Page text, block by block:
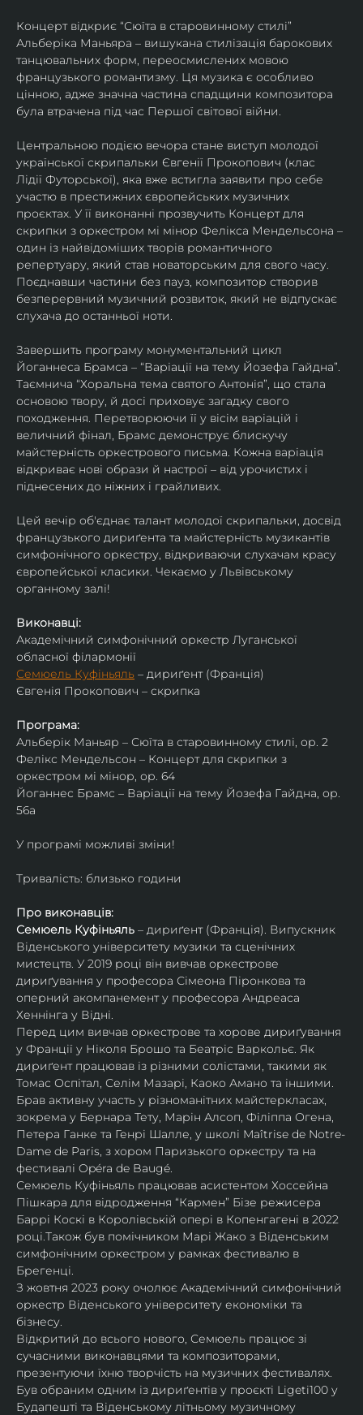
Концерт відкриє “Сюїта в старовинному стилі”
Альберіка Маньяра – вишукана стилізація барокових
танцювальних форм, переосмислених мовою
французького романтизму. Ця музика є особливо
цінною, адже значна частина спадщини композитора
була втрачена під час Першої світової війни.
Центральною подією вечора стане виступ молодої
української скрипальки Євгенії Прокопович (клас
Лідії Футорської), яка вже встигла заявити про себе
участю в престижних європейських музичних
проєктах. У її виконанні прозвучить Концерт для
скрипки з оркестром мі мінор Фелікса Мендельсона –
один із найвідоміших творів романтичного
репертуару, який став новаторським для свого часу.
Поєднавши частини без пауз, композитор створив
безперервний музичний розвиток, який не відпускає
слухача до останньої ноти.
Завершить програму монументальний цикл
Йоганнеса Брамса – “Варіації на тему Йозефа Гайдна”.
Таємнича “Хоральна тема святого Антонія”, що стала
основою твору, й досі приховує загадку свого
походження. Перетворюючи її у вісім варіацій і
величний фінал, Брамс демонструє блискучу
майстерність оркестрового письма. Кожна варіація
відкриває нові образи й настрої – від урочистих і
піднесених до ніжних і грайливих.
Цей вечір об'єднає талант молодої скрипальки, досвід
французького дириґента та майстерність музикантів
симфонічного оркестру, відкриваючи слухачам красу
європейської класики. Чекаємо у Львівському
органному залі!
Виконавці:
Академічний симфонічний оркестр Луганської
обласної філармонії
Семюель Куфіньяль – дириґент (Франція)
Євгенія Прокопович – скрипка
Програма:
Альберік Маньяр – Сюїта в старовинному стилі, ор. 2
Фелікс Мендельсон – Концерт для скрипки з
оркестром мі мінор, ор. 64
Йоганнес Брамс – Варіації на тему Йозефа Гайдна, ор.
56a
У програмі можливі зміни!
Тривалість: близько години
Про виконавців:
Семюель Куфіньяль – дириґент (Франція). Випускник
Віденського університету музики та сценічних
мистецтв. У 2019 році він вивчав оркестрове
дириґування у професора Сімеона Піронкова та
оперний акомпанемент у професора Андреаса
Хеннінга у Відні.
Перед цим вивчав оркестрове та хорове дириґування
у Франції у Ніколя Брошо та Беатріс Варкольє. Як
дириґент працював із різними солістами, такими як
Томас Оспітал, Селім Мазарі, Каоко Амано та іншими.
Брав активну участь у різноманітних майстеркласах,
зокрема у Бернара Тету, Марін Алсоп, Філіппа Огена,
Петера Ганке та Генрі Шалле, у школі Maîtrise de Notre-
Dame de Paris, з хором Паризького оркестру та на
фестивалі Opéra de Baugé.
Семюель Куфіньяль працював асистентом Хоссейна
Пішкара для відродження “Кармен” Бізе режисера
Баррі Коскі в Королівській опері в Копенгагені в 2022
році.Також був помічником Марі Жако з Віденським
симфонічним оркестром у рамках фестивалю в
Брегенці.
З жовтня 2023 року очолює Академічний симфонічний
оркестр Віденського університету економіки та
бізнесу.
Відкритий до всього нового, Семюель працює зі
сучасними виконавцями та композиторами,
презентуючи їхню творчість на музичних фестивалях.
Був обраним одним із дириґентів у проєкті Ligeti100 у
Будапешті та Віденському літньому музичному